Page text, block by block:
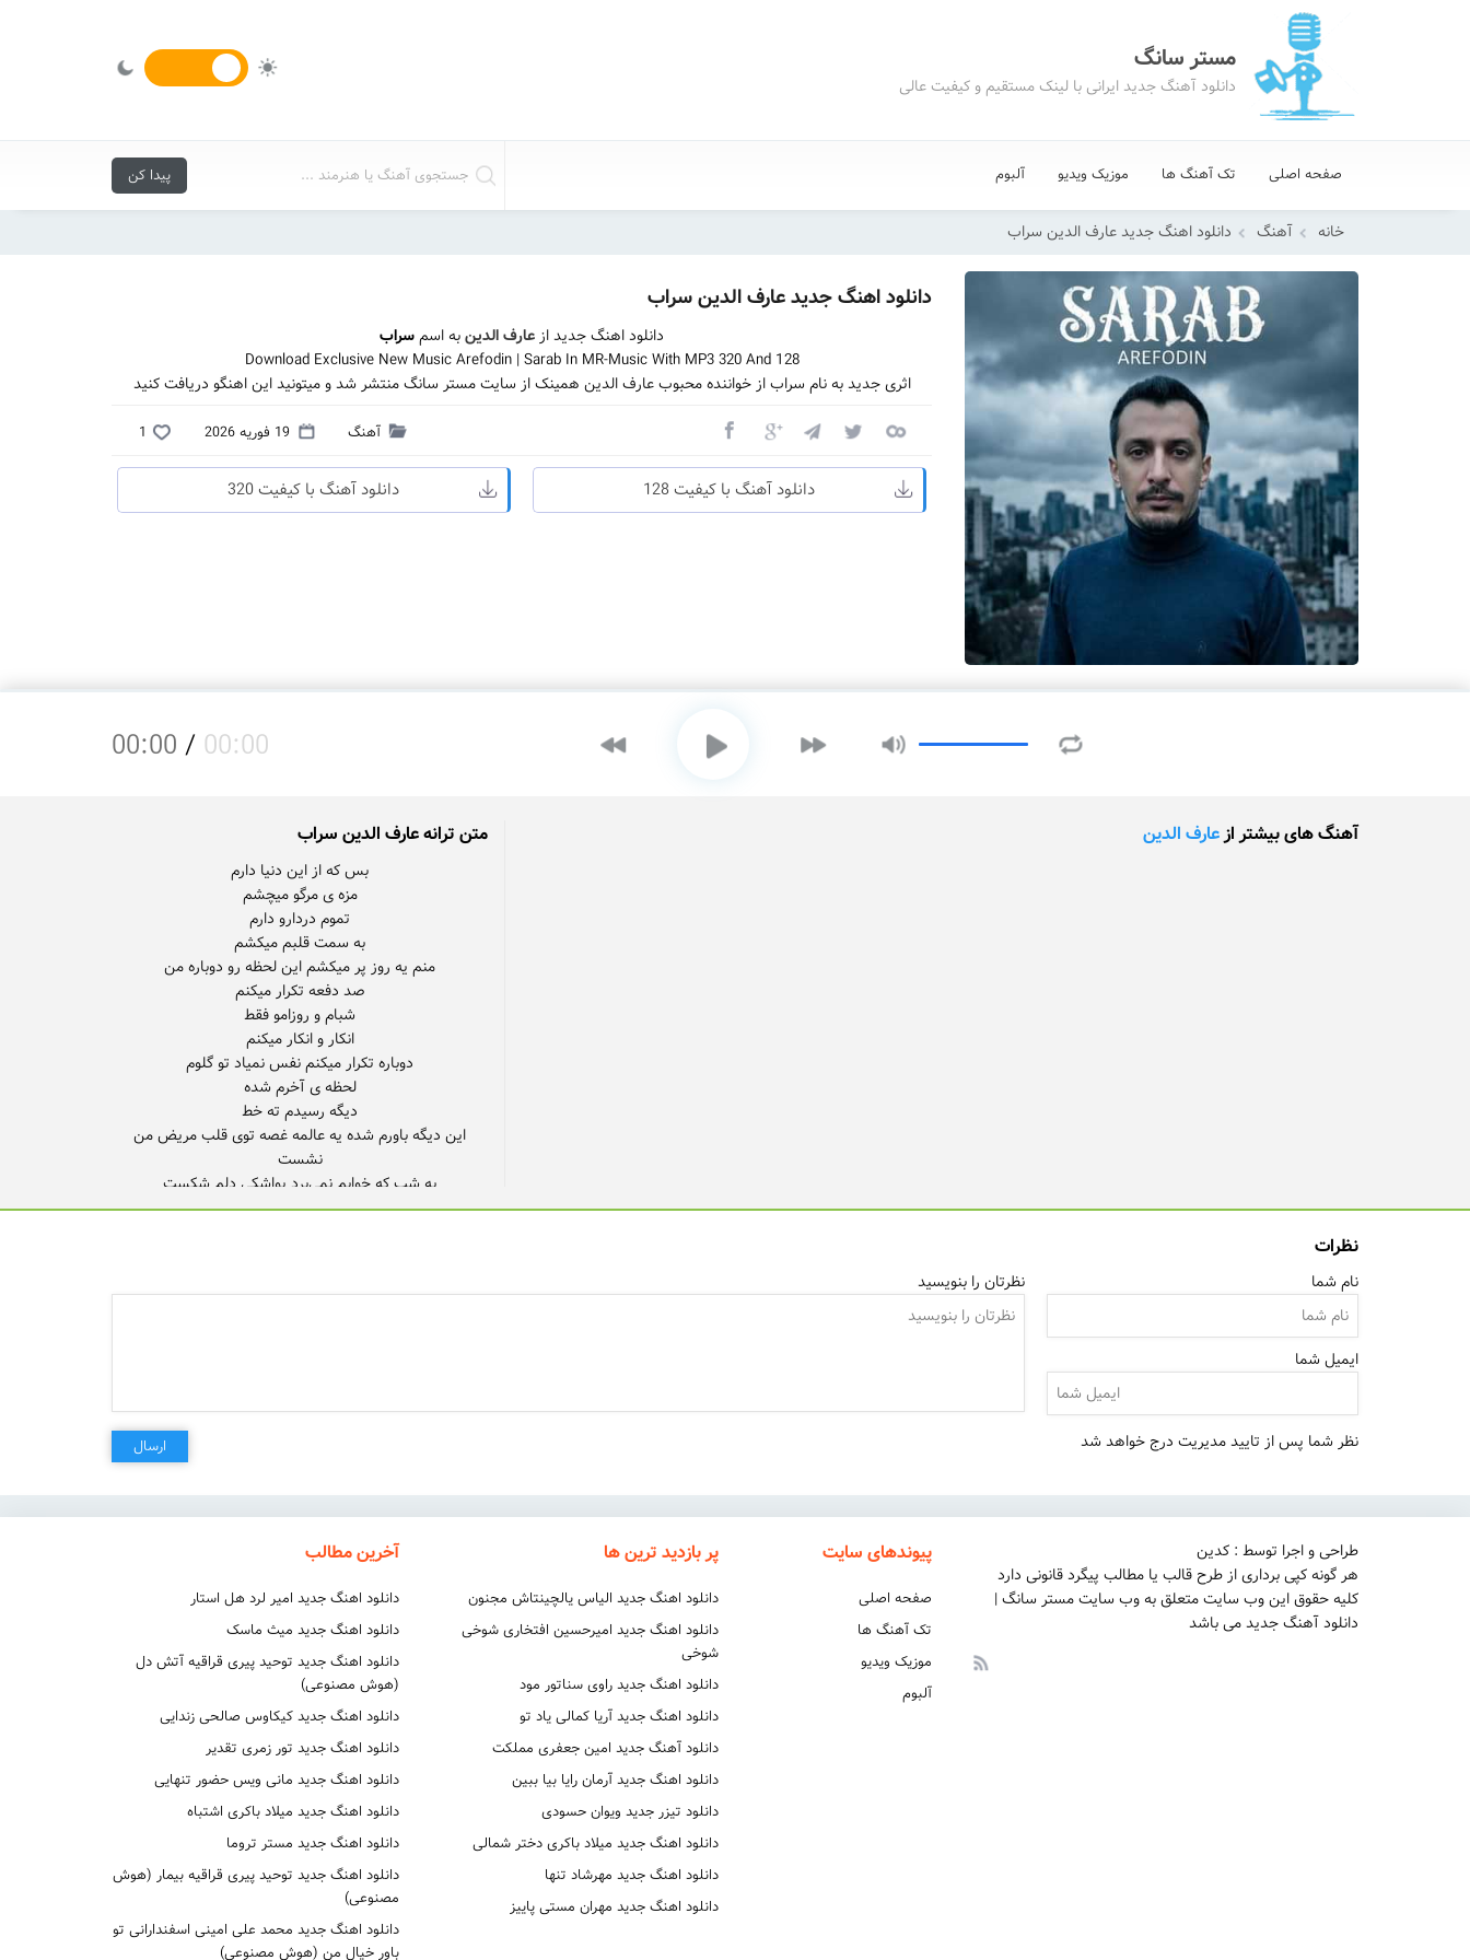
مستر سانگ
دانلود آهنگ جدید ایرانی با لینک مستقیم و کیفیت عالی
صفحه اصلی تک آهنگ ها موزیک ویدیو آلبوم
خانه آهنگ دانلود اهنگ جدید عارف الدین سراب
دانلود اهنگ جدید عارف الدین سراب
دانلود اهنگ جدید از عارف الدینبه اسمسراب
Download Exclusive New Music Arefodin | Sarab In MR-Music With MP3 320 And 128
اثری جدید به نام سراب از خواننده محبوب عارف الدین همینک از سایت مستر سانگ منتشر شد و میتونید این اهنگو دریافت کنید
آهنگ 19 فوریه 2026 1
دانلود آهنگ با کیفیت 128 دانلود آهنگ با کیفیت 320
00:00 / 00:00
آهنگ های بیشتر ازعارف الدین متن ترانه عارف الدین سراب
این دیگه باورم شده یه عالمه غصه توی قلب مریض من
مگه چی از این دنیا میخواستم که نباید بدونم
نظرات
نام شما
ایمیل شما
نظرتان را بنویسید
نظر شما پس از تایید مدیریت درج خواهد شد ارسال
طراحی و اجرا توسط : کدین
هر گونه کپی برداری از طرح قالب یا مطالب پیگرد قانونی دارد
کلیه حقوق این وب سایت متعلق به وب سایت مستر سانگ |
دانلود آهنگ جدید می باشد
پیوندهای سایت
صفحه اصلی
تک آهنگ ها
موزیک ویدیو
آلبوم
پر بازدید ترین ها
دانلود اهنگ جدید الیاس یالچینتاش مجنون
دانلود اهنگ جدید امیرحسین افتخاری شوخی
شوخی
دانلود اهنگ جدید راوی سناتور مود
دانلود اهنگ جدید آریا کمالی یاد تو
دانلود آهنگ جدید امین جعفری مملکت
دانلود اهنگ جدید آرمان رایا بیا ببین
دانلود تیزر جدید ویوان حسودی
دانلود اهنگ جدید میلاد باکری دختر شمالی
دانلود اهنگ جدید مهرشاد تنها
دانلود اهنگ جدید مهران مستی پاییز
آخرین مطالب
دانلود اهنگ جدید امیر لرد هل استار
دانلود اهنگ جدید میث ماسک
دانلود اهنگ جدید توحید پیری قراقیه آتش دل
(هوش مصنوعی)
دانلود اهنگ جدید کیکاوس صالحی زندایی
دانلود اهنگ جدید تور زمری تقدیر
دانلود اهنگ جدید مانی ویس حضور تنهایی
دانلود اهنگ جدید میلاد باکری اشتباه
دانلود اهنگ جدید مستر تروما
دانلود اهنگ جدید توحید پیری قراقیه بیمار (هوش
مصنوعی)
دانلود اهنگ جدید محمد علی امینی اسفندارانی تو
باور خیال من (هوش مصنوعی)